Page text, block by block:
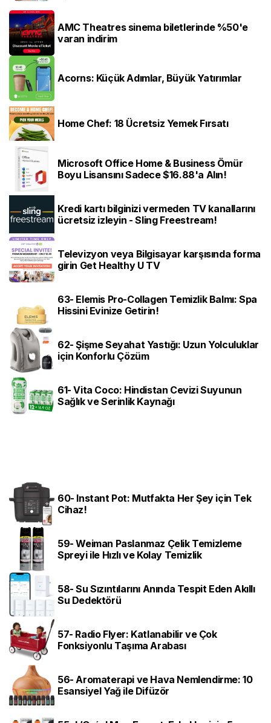
AMC Theatres sinema biletlerinde %50'e
varan indirim
Acorns: Küçük Adımlar, Büyük Yatırımlar
Home Chef: 18 Ücretsiz Yemek Fırsatı
Microsoft Office Home & Business Ömür
Boyu Lisansını Sadece $16.88'a Alın!
Kredi kartı bilginizi vermeden TV kanallarını
ücretsiz izleyin - Sling Freestream!
Televizyon veya Bilgisayar karşısında forma
girin Get Healthy U TV
63- Elemis Pro-Collagen Temizlik Balmı: Spa
Hissini Evinize Getirin!
62- Şişme Seyahat Yastığı: Uzun Yolculuklar
için Konforlu Çözüm
61- Vita Coco: Hindistan Cevizi Suyunun
Sağlık ve Serinlik Kaynağı
60- Instant Pot: Mutfakta Her Şey için Tek
Cihaz!
59- Weiman Paslanmaz Çelik Temizleme
Spreyi ile Hızlı ve Kolay Temizlik
58- Su Sızıntılarını Anında Tespit Eden Akıllı
Su Dedektörü
57- Radio Flyer: Katlanabilir ve Çok
Fonksiyonlu Taşıma Arabası
56- Aromaterapi ve Hava Nemlendirme: 10
Esansiyel Yağ ile Difüzör